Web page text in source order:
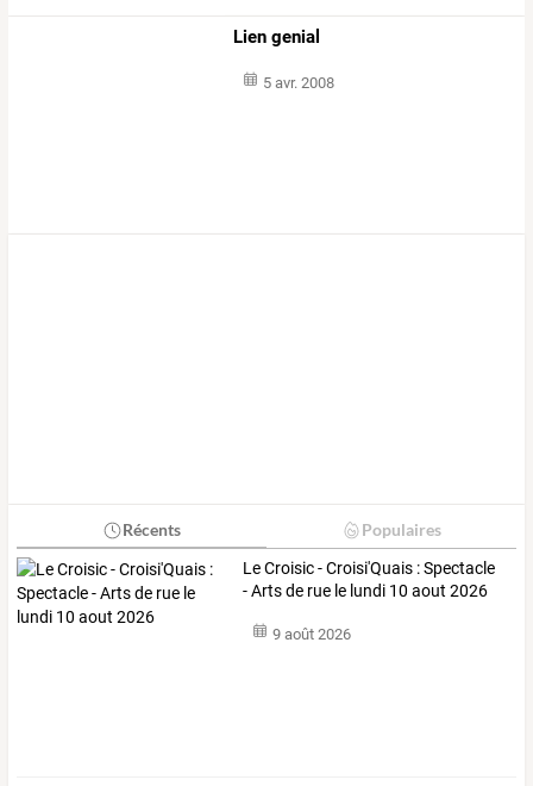
Lien genial
5 avr. 2008
Récents Populaires
Le Croisic - Croisi'Quais : Spectacle
- Arts de rue le lundi 10 aout 2026
9 août 2026